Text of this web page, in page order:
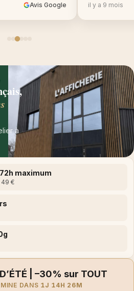
Avis Google il y a 9 mois
à
maximum
€
| –30% sur TOUT
DANS 1J 14H 26M